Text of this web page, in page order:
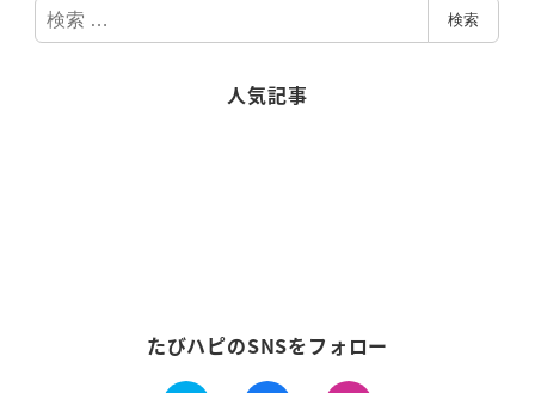
検
索
検索
人気記事
たびハピのSNSをフォロー